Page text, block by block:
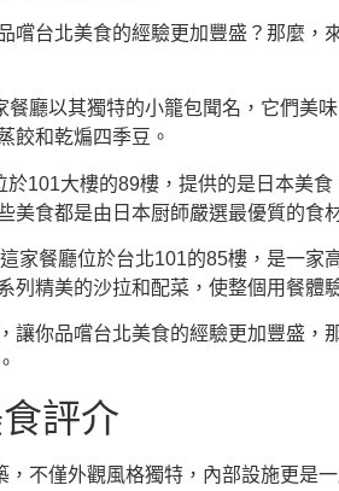
嚐台北美食的經驗更加豐盛？那麼
廳以其獨特的小籠包聞名，它們美
餃和乾煸四季豆。
101大樓的89樓，提供的是日本美
美食都是由日本厨師嚴選最優質的食
家餐廳位於台北101的85樓，是一
列精美的沙拉和配菜，使整個用餐體
讓你品嚐台北美食的經驗更加豐盛
評介
不僅外觀風格獨特，內部設施更是